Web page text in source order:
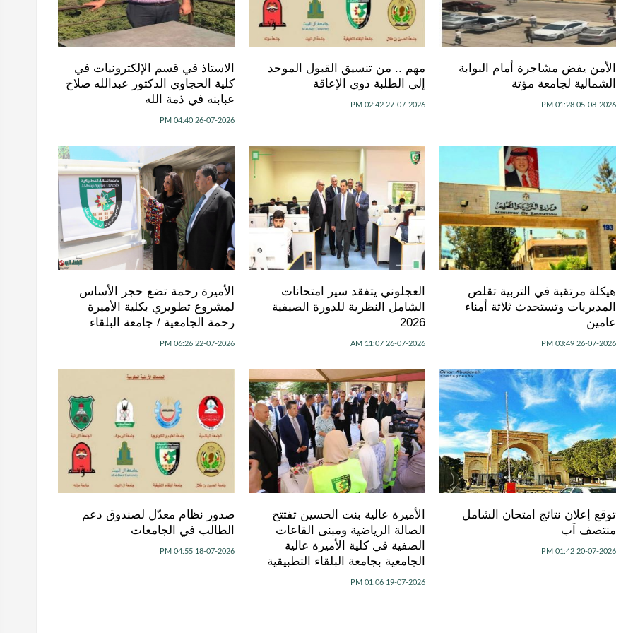
الأمن يفض مشاجرة أمام البوابة
الشمالية لجامعة مؤتة
05-08-2026 01:28 PM
مهم .. من تنسيق القبول الموحد
إلى الطلبة ذوي الإعاقة
27-07-2026 02:42 PM
الاستاذ في قسم الإلكترونيات في
كلية الحجاوي الدكتور عبدالله صلاح
عبابنه في ذمة الله
26-07-2026 04:40 PM
هيكلة مرتقبة في التربية تقلص
المديريات وتستحدث ثلاثة أمناء
عامين
26-07-2026 03:49 PM
العجلوني يتفقد سير امتحانات
الشامل النظرية للدورة الصيفية
2026
26-07-2026 11:07 AM
الأميرة رحمة تضع حجر الأساس
لمشروع تطويري بكلية الأميرة
رحمة الجامعية / جامعة البلقاء
22-07-2026 06:26 PM
توقع إعلان نتائج امتحان الشامل
منتصف آب
20-07-2026 01:42 PM
الأميرة عالية بنت الحسين تفتتح
الصالة الرياضية ومبنى القاعات
الصفية في كلية الأميرة عالية
الجامعية بجامعة البلقاء التطبيقية
19-07-2026 01:06 PM
صدور نظام معدّل لصندوق دعم
الطالب في الجامعات
18-07-2026 04:55 PM